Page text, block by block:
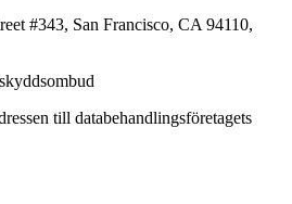
#343, San Francisco, CA 94110,
till databehandlingsföretagets